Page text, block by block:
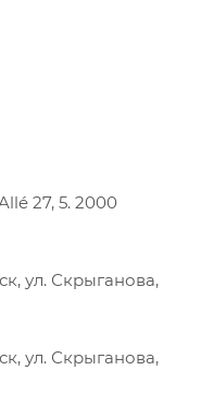
27, 5. 2000
ул. Скрыганова,
ул. Скрыганова,